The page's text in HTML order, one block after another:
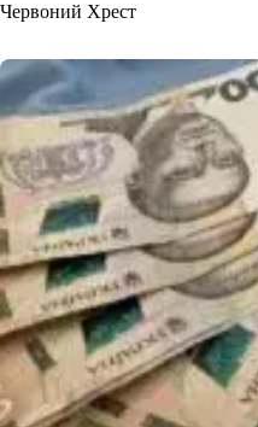
Червоний Хрест